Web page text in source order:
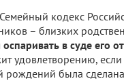
кодекс
– близких
оспаривать в суде его
удовлетворению, если
рождений была